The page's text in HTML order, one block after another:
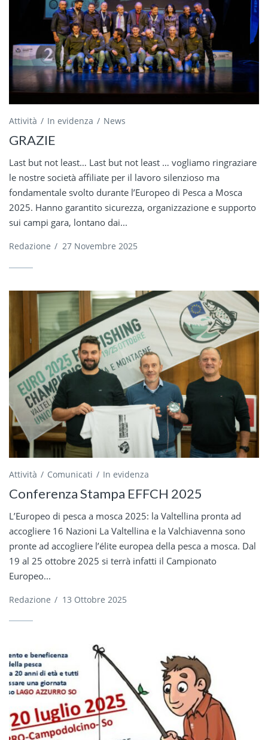
Attività In evidenza News
GRAZIE
Last but not least… Last but not least … vogliamo ringraziare
le nostre società affiliate per il lavoro silenzioso ma
fondamentale svolto durante l’Europeo di Pesca a Mosca
2025. Hanno garantito sicurezza, organizzazione e supporto
sui campi gara, lontano dai...
Redazione / 27 Novembre 2025
Attività Comunicati In evidenza
Conferenza Stampa EFFCH 2025
L’Europeo di pesca a mosca 2025: la Valtellina pronta ad
accogliere 16 Nazioni La Valtellina e la Valchiavenna sono
pronte ad accogliere l’élite europea della pesca a mosca. Dal
19 al 25 ottobre 2025 si terrà infatti il Campionato
Europeo...
Redazione / 13 Ottobre 2025